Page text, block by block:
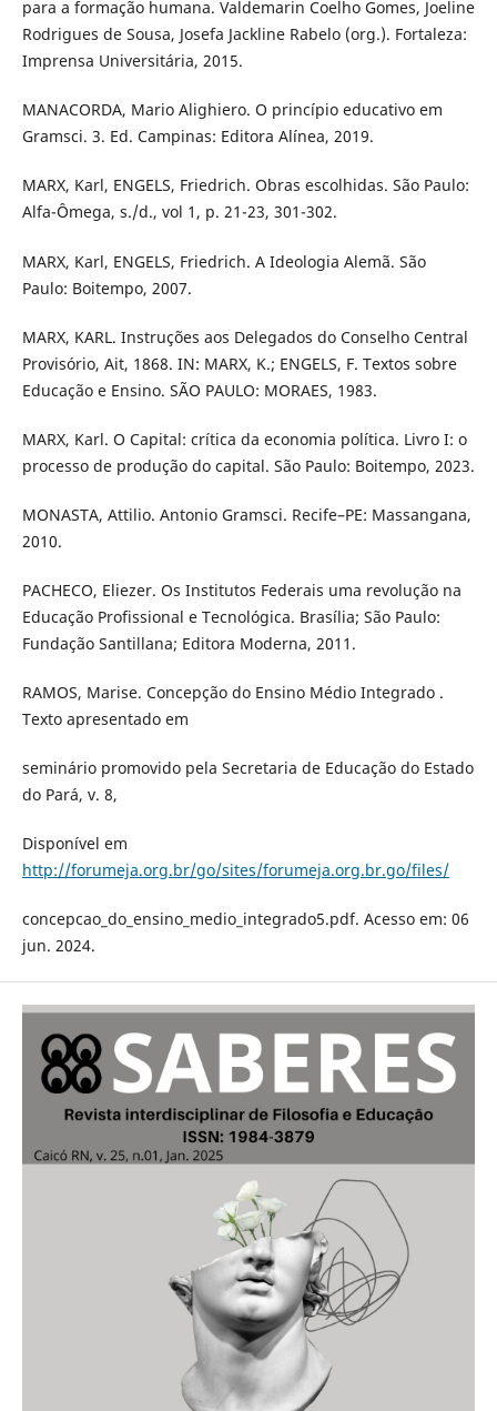
para a formação humana. Valdemarin Coelho Gomes, Joeline
Rodrigues de Sousa, Josefa Jackline Rabelo (org.). Fortaleza:
Imprensa Universitária, 2015.
MANACORDA, Mario Alighiero. O princípio educativo em
Gramsci. 3. Ed. Campinas: Editora Alínea, 2019.
MARX, Karl, ENGELS, Friedrich. Obras escolhidas. São Paulo:
Alfa-Ômega, s./d., vol 1, p. 21-23, 301-302.
MARX, Karl, ENGELS, Friedrich. A Ideologia Alemã. São
Paulo: Boitempo, 2007.
MARX, KARL. Instruções aos Delegados do Conselho Central
Provisório, Ait, 1868. IN: MARX, K.; ENGELS, F. Textos sobre
Educação e Ensino. SÃO PAULO: MORAES, 1983.
MARX, Karl. O Capital: crítica da economia política. Livro I: o
processo de produção do capital. São Paulo: Boitempo, 2023.
MONASTA, Attilio. Antonio Gramsci. Recife–PE: Massangana,
2010.
PACHECO, Eliezer. Os Institutos Federais uma revolução na
Educação Profissional e Tecnológica. Brasília; São Paulo:
Fundação Santillana; Editora Moderna, 2011.
RAMOS, Marise. Concepção do Ensino Médio Integrado .
Texto apresentado em
seminário promovido pela Secretaria de Educação do Estado
do Pará, v. 8,
Disponível em
http://forumeja.org.br/go/sites/forumeja.org.br.go/files/
concepcao_do_ensino_medio_integrado5.pdf. Acesso em: 06
jun. 2024.